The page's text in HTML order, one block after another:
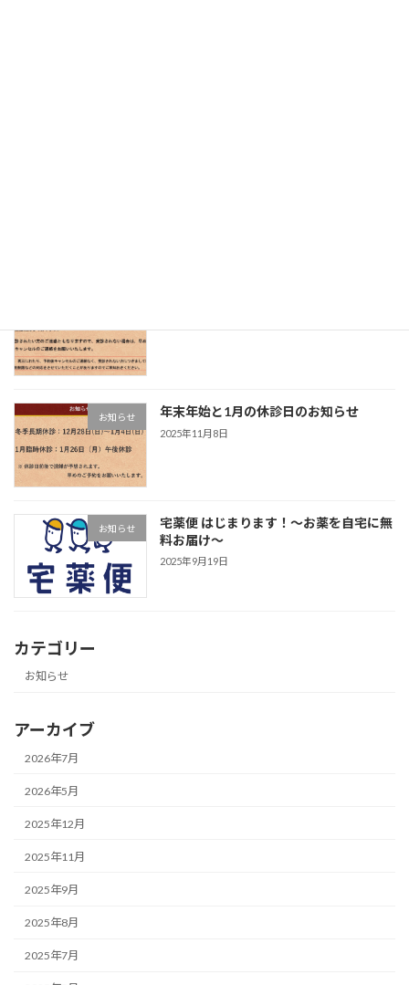
お知らせ 年末年始と1月の休診日のお知らせ
2025年11月8日
お知らせ
宅薬便 はじまります！〜お薬を自宅に無
料お届け〜
2025年9月19日
カテゴリー
お知らせ
アーカイブ
2026年7月
2026年5月
2025年12月
2025年11月
2025年9月
2025年8月
2025年7月